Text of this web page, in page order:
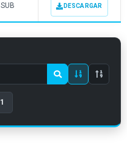
SUB DESCARGAR
1